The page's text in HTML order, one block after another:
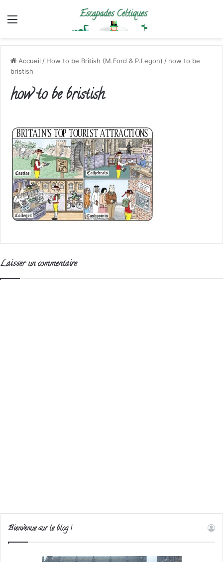
Menu
Accueil / How to be British (M.Ford & P.Legon) / how to be
bristish
how to be bristish
Laisser un commentaire
Bienvenue sur le blog !